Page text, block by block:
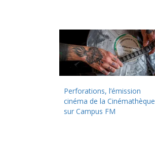
Perforations, l’émission
cinéma de la Cinémathèque
sur Campus FM